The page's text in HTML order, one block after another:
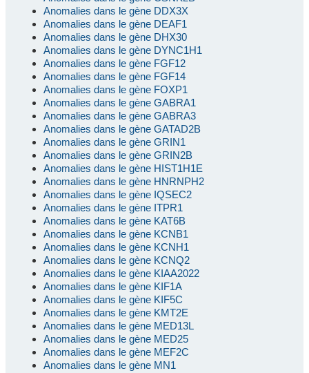
Anomalies dans le gène DDX3X
Anomalies dans le gène DEAF1
Anomalies dans le gène DHX30
Anomalies dans le gène DYNC1H1
Anomalies dans le gène FGF12
Anomalies dans le gène FGF14
Anomalies dans le gène FOXP1
Anomalies dans le gène GABRA1
Anomalies dans le gène GABRA3
Anomalies dans le gène GATAD2B
Anomalies dans le gène GRIN1
Anomalies dans le gène GRIN2B
Anomalies dans le gène HIST1H1E
Anomalies dans le gène HNRNPH2
Anomalies dans le gène IQSEC2
Anomalies dans le gène ITPR1
Anomalies dans le gène KAT6B
Anomalies dans le gène KCNB1
Anomalies dans le gène KCNH1
Anomalies dans le gène KCNQ2
Anomalies dans le gène KIAA2022
Anomalies dans le gène KIF1A
Anomalies dans le gène KIF5C
Anomalies dans le gène KMT2E
Anomalies dans le gène MED13L
Anomalies dans le gène MED25
Anomalies dans le gène MEF2C
Anomalies dans le gène MN1